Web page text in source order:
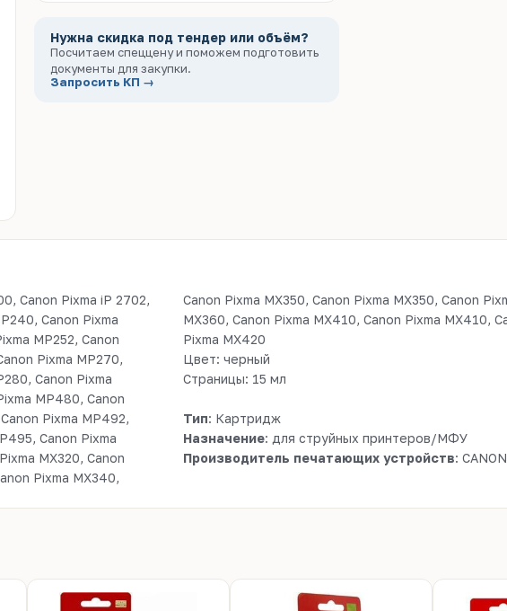
Нужна скидка под тендер или объём?
Посчитаем спеццену и поможем подготовить
документы для закупки.
Запросить КП →
Canon Pixma iP 2702,
Canon Pixma
MP252, Canon
Pixma MP270,
Canon Pixma
MP480, Canon
Pixma MP492,
Canon Pixma
MX320, Canon
Pixma MX340,
MX360, Canon Pixma
MX420, Canon
Pixma MX420
Цвет: черный
Страницы: 15 мл
Тип: Картридж
Назначение: для струйных принтеров/МФУ
Производитель печатающих устройств: CANON